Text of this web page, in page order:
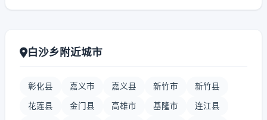
白沙乡附近城市
彰化县 嘉义市 嘉义县 新竹市 新竹县
花莲县 金门县 高雄市 基隆市 连江县